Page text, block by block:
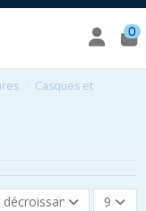
0
Casques et
décroissant 9